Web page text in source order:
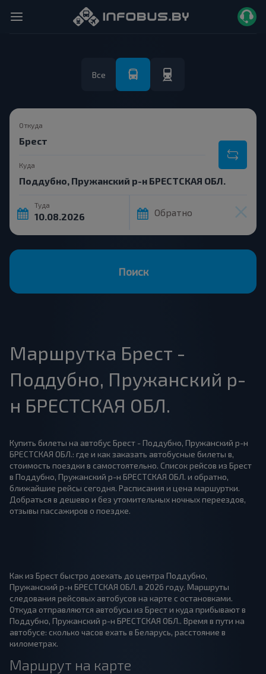
Все
Откуда
Куда
Туда
Обратно
Поиск
Маршрутка Брест -
Поддубно, Пружанский р-
н БРЕСТСКАЯ ОБЛ.
Купить билеты на автобус Брест - Поддубно, Пружанский р-н
БРЕСТСКАЯ ОБЛ.: где и как заказать автобусные билеты в,
стоимость поездки в самостоятельно. Список рейсов из Брест
в Поддубно, Пружанский р-н БРЕСТСКАЯ ОБЛ. и обратно,
ближайшие рейсы сегодня. Расписания и цена маршуртки.
Добраться в дешево и без утомительных ночных переездов,
отзывы пассажиров о поездке.
Как из Брест быстро доехать до центра Поддубно,
Пружанский р-н БРЕСТСКАЯ ОБЛ. в 2026 году. Маршруты
следования рейсовых автобусов на карте с остановками.
Откуда отправляются автобусы из Брест и куда прибывают в
Поддубно, Пружанский р-н БРЕСТСКАЯ ОБЛ.. Время в пути на
автобусе: сколько часов ехать в Беларусь, расстояние в
километрах.
Маршрут на карте